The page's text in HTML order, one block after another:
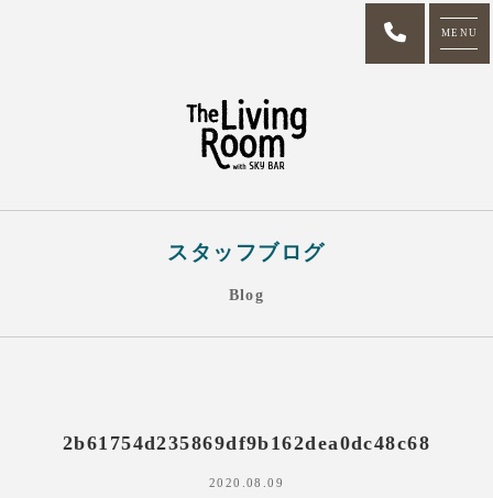
MENU
スタッフブログ
Blog
2b61754d235869df9b162dea0dc48c68
2020.08.09